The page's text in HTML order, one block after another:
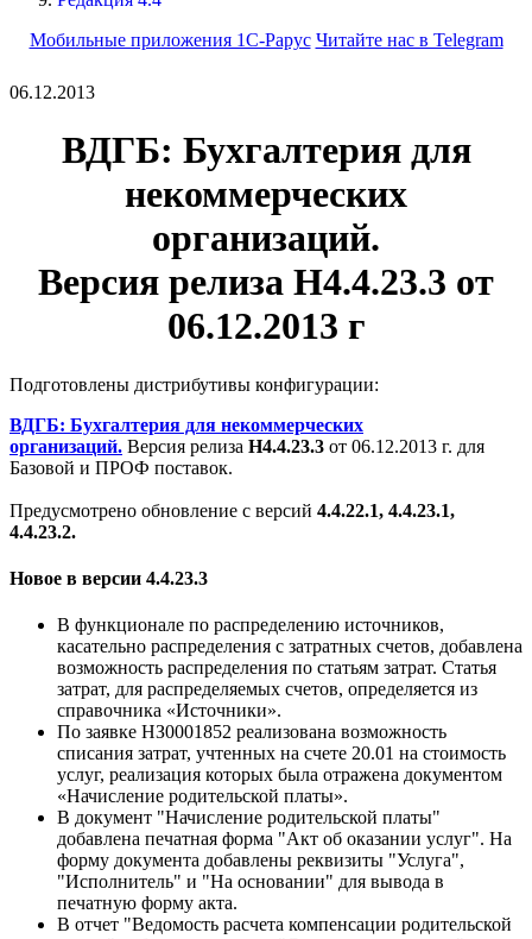
Мобильные приложения 1С-Рарус Читайте нас в Telegram
06.12.2013
ВДГБ: Бухгалтерия для
некоммерческих
организаций.
Версия релиза Н4.4.23.3 от
06.12.2013 г
Подготовлены дистрибутивы конфигурации:
ВДГБ: Бухгалтерия для некоммерческих
организаций. Версия релиза Н4.4.23.3 от 06.12.2013 г. для
Базовой и ПРОФ поставок.
Предусмотрено обновление с версий 4.4.22.1, 4.4.23.1,
4.4.23.2.
Новое в версии 4.4.23.3
В функционале по распределению источников,
касательно распределения с затратных счетов, добавлена
возможность распределения по статьям затрат. Статья
затрат, для распределяемых счетов, определяется из
справочника «Источники».
По заявке НЗ0001852 реализована возможность
списания затрат, учтенных на счете 20.01 на стоимость
услуг, реализация которых была отражена документом
«Начисление родительской платы».
В документ "Начисление родительской платы"
добавлена печатная форма "Акт об оказании услуг". На
форму документа добавлены реквизиты "Услуга",
"Исполнитель" и "На основании" для вывода в
печатную форму акта.
В отчет "Ведомость расчета компенсации родительской